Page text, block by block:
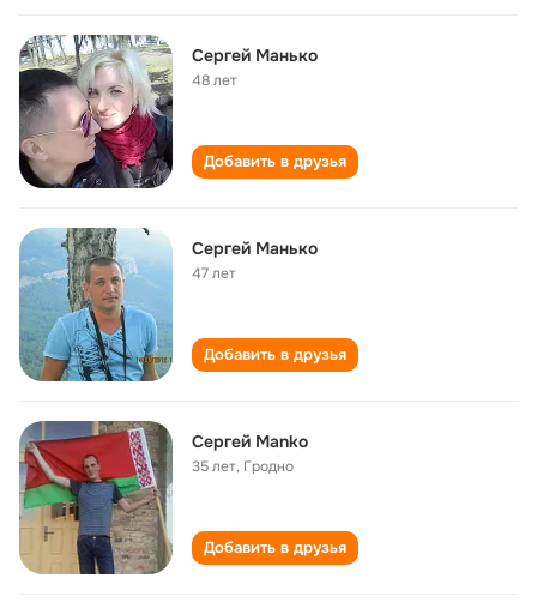
Сергей Манько
48 лет
Добавить в друзья
Сергей Манько
47 лет
Добавить в друзья
Сергей Manko
35 лет, Гродно
Добавить в друзья